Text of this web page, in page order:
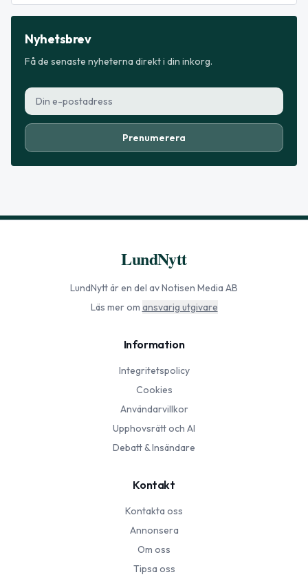
Nyhetsbrev
Få de senaste nyheterna direkt i din inkorg.
Prenumerera
LundNytt
LundNyttär en del av Notisen Media AB
Läs mer om ansvarig utgivare
Information
Integritetspolicy
Cookies
Användarvillkor
Upphovsrätt och AI
Debatt & Insändare
Kontakt
Kontakta oss
Annonsera
Om oss
Tipsa oss